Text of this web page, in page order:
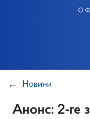
Новини
Анонс: 2-ге